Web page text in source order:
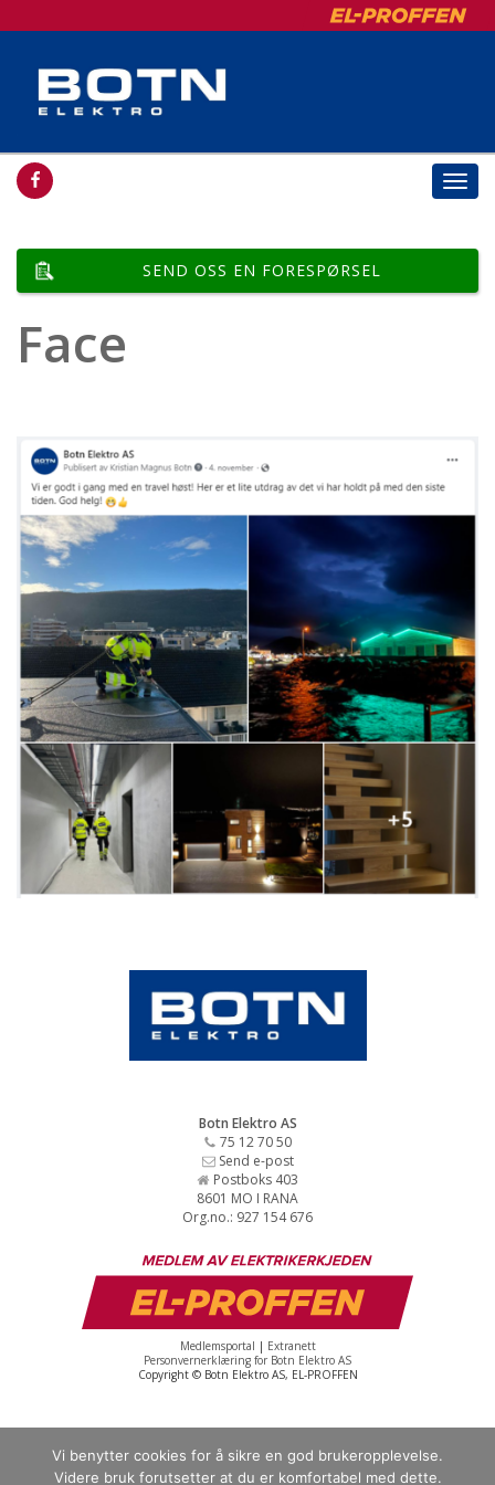
SEND OSS EN FORESPØRSEL
Face
Botn Elektro AS
75 12 70 50
Send e-post
Postboks 403
8601 MO I RANA
Org.no.: 927 154 676
Medlemsportal | Extranett
Personvernerklæring for Botn Elektro AS
Copyright © Botn Elektro AS, EL-PROFFEN
Vi benytter cookies for å sikre en god brukeropplevelse.
Videre bruk forutsetter at du er komfortabel med dette.